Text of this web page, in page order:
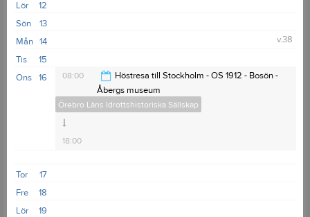
12
Lör
13
Sön
14
Mån
v.38
15
Tis
16
Ons 08:00
Höstresa till Stockholm - OS 1912 - Bosön -
Åbergs museum
Örebro Läns Idrottshistoriska Sällskap
18:00
17
Tor
18
Fre
19
Lör